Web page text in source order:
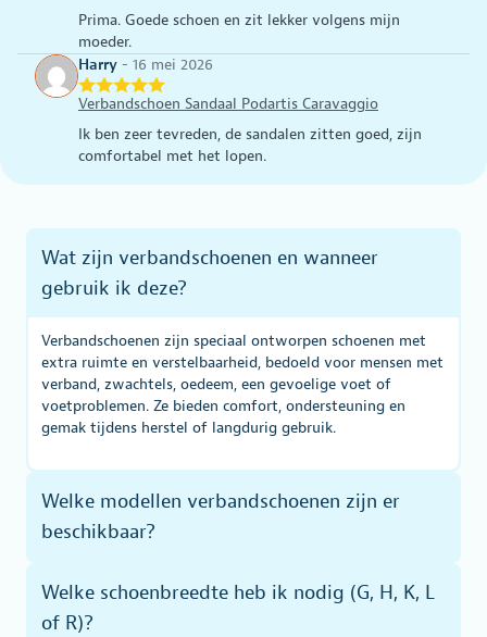
Prima. Goede schoen en zit lekker volgens mijn
moeder.
Harry - 16 mei 2026
Verbandschoen Sandaal Podartis Caravaggio
Ik ben zeer tevreden, de sandalen zitten goed, zijn
comfortabel met het lopen.
Wat zijn verbandschoenen en wanneer
gebruik ik deze?
Verbandschoenen zijn speciaal ontworpen schoenen met
extra ruimte en verstelbaarheid, bedoeld voor mensen met
verband, zwachtels, oedeem, een gevoelige voet of
voetproblemen. Ze bieden comfort, ondersteuning en
gemak tijdens herstel of langdurig gebruik.
Welke modellen verbandschoenen zijn er
beschikbaar?
Welke schoenbreedte heb ik nodig (G, H, K, L
of R)?